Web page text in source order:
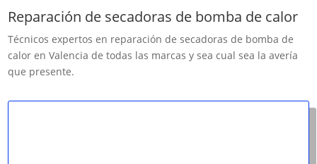
Reparación de secadoras de bomba de calor
Técnicos expertos en reparación de secadoras de bomba de
calor en Valencia de todas las marcas y sea cual sea la avería
que presente.